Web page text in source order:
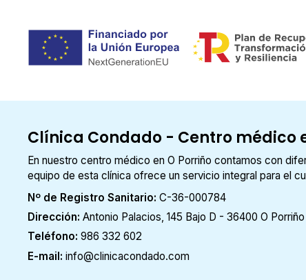
Clínica Condado - Centro médico
En nuestro centro médico en O Porriño contamos con
equipo de esta clínica ofrece un servicio integral para el
Nº de Registro Sanitario: C-36-000784
Dirección: Antonio Palacios, 145 Bajo D - 36400 O
Teléfono: 986 332 602
E-mail: info@clinicacondado.com